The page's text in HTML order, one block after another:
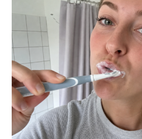
100DKK / year
Etiam est nibh, lobortis sit
Praesent euismod ac
Ut mollis pellentesque tortor
Nullam eu erat condimentum
Donec quis est ac felis
Orci varius natoque dolor